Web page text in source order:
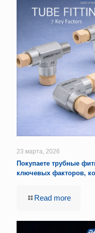
23 марта, 2026
Покупаете трубные
ключевых факторов,
Read more